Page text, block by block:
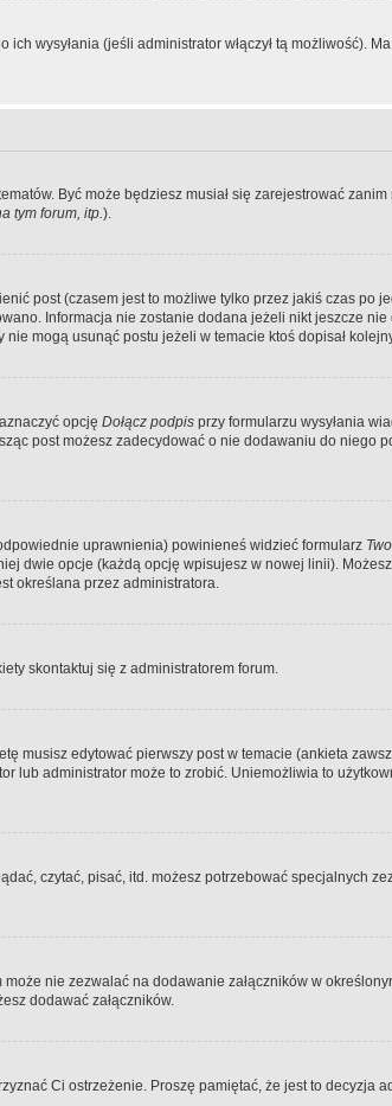
wysyłania (jeśli administrator włączył tą możliwość).
Być może będziesz musiał się zarejestrować
tym forum, itp.).
post (czasem jest to możliwe tylko przez jakiś czas po
Informacja nie zostanie dodana jeżeli nikt jeszcze
mogą usunąć postu jeżeli w temacie ktoś dopisał
opcję Dołącz podpis przy formularzu wysyłania
post możesz zadecydować o nie dodawaniu do niego
uprawnienia) powinieneś widzieć formularz
dwie opcje (każdą opcję wpisujesz w nowej linii).
określana przez administratora.
skontaktuj się z administratorem forum.
musisz edytować pierwszy post w temacie (ankieta
lub administrator może to zrobić. Uniemożliwia to
czytać, pisać, itd. możesz potrzebować specjalnych
nie zezwalać na dodawanie załączników w
dodawać załączników.
Ci ostrzeżenie. Proszę pamiętać, że jest to decyzja